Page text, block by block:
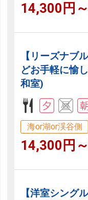
14,300円
【リーズナブ
どお手軽に愉
和室)
海or湖or渓谷側
14,300円
【洋室シング